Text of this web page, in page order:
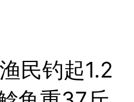
民钓起1.2